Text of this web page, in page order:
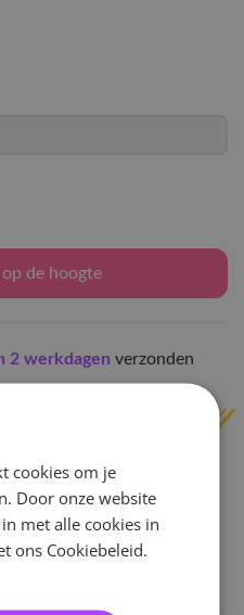
de hoogte
2 werkdagen verzonden
cookies om je
Door onze website
met alle cookies in
ons Cookiebeleid.